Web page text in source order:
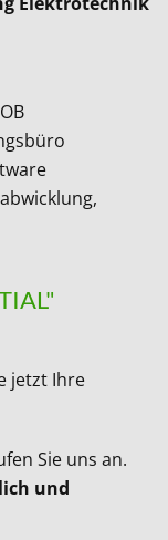
jetzt Ihre
Sie uns an.
und